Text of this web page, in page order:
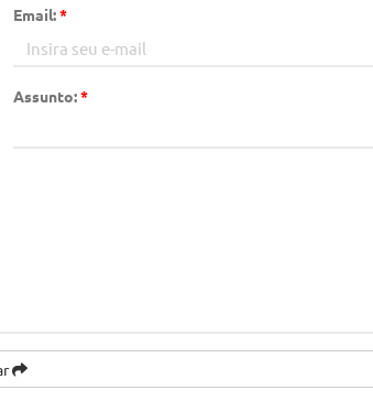
Email:*
Assunto:*